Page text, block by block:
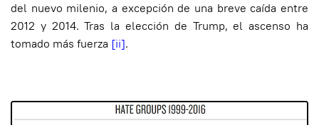
del nuevo milenio, a excepción de una breve caída entre
2012 y 2014. Tras la elección de Trump, el ascenso ha
tomado más fuerza [ii].